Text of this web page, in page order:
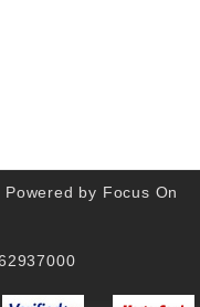
by Focus On